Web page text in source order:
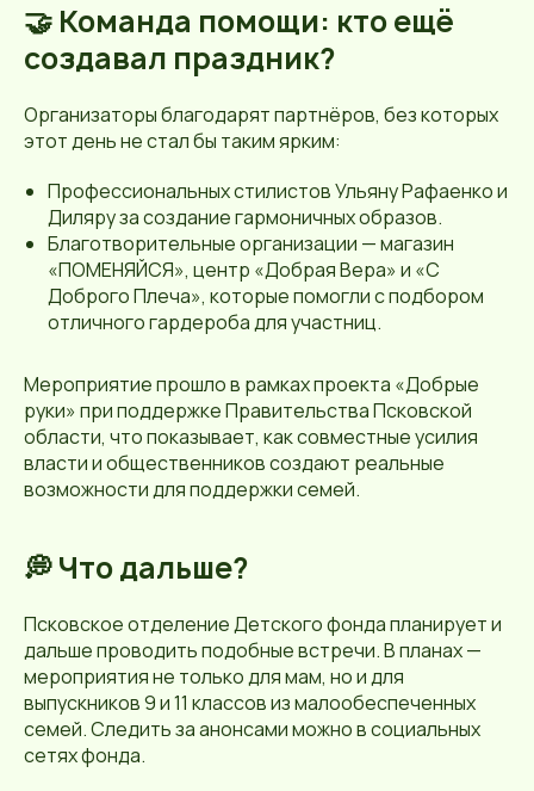
🤝 Команда помощи: кто ещё
создавал праздник?
Организаторы благодарят партнёров, без которых
этот день не стал бы таким ярким:
Профессиональных стилистов Ульяну Рафаенко и
Диляру за создание гармоничных образов.
Благотворительные организации — магазин
«ПОМЕНЯЙСЯ», центр «Добрая Вера» и «С
Доброго Плеча», которые помогли с подбором
отличного гардероба для участниц.
Мероприятие прошло в рамках проекта «Добрые
руки» при поддержке Правительства Псковской
области, что показывает, как совместные усилия
власти и общественников создают реальные
возможности для поддержки семей.
💭 Что дальше?
Псковское отделение Детского фонда планирует и
дальше проводить подобные встречи. В планах —
мероприятия не только для мам, но и для
выпускников 9 и 11 классов из малообеспеченных
семей. Следить за анонсами можно в социальных
сетях фонда.